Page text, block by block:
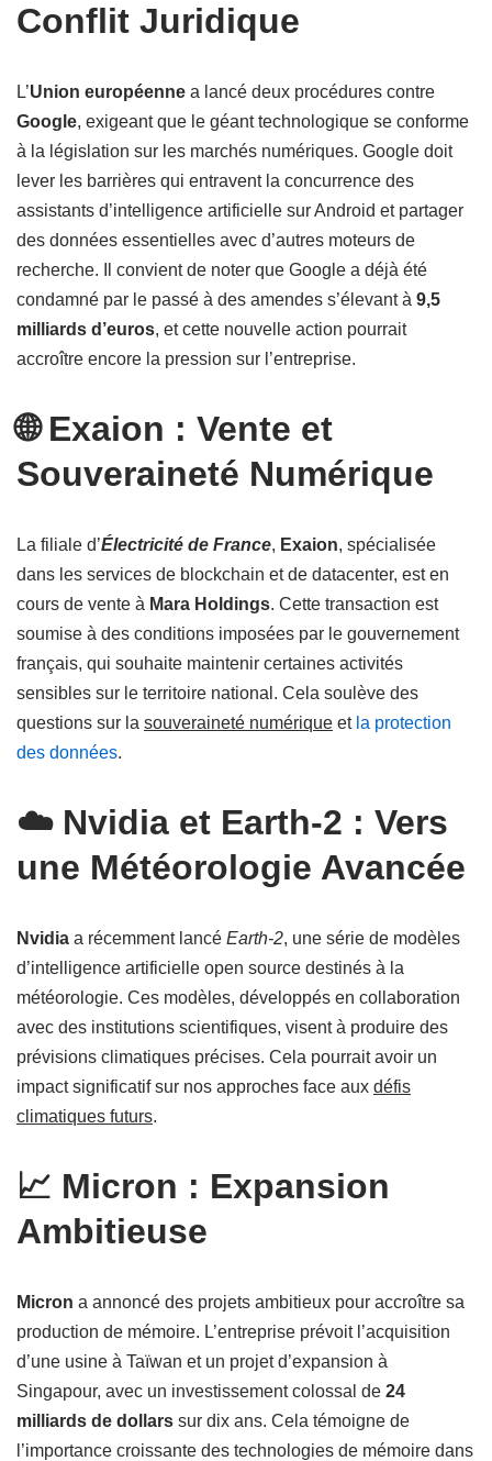
Conflit Juridique
L’Union européenne a lancé deux procédures contre
Google, exigeant que le géant technologique se conforme
à la législation sur les marchés numériques. Google doit
lever les barrières qui entravent la concurrence des
assistants d’intelligence artificielle sur Android et partager
des données essentielles avec d’autres moteurs de
recherche. Il convient de noter que Google a déjà été
condamné par le passé à des amendes s’élevant à 9,5
milliards d’euros, et cette nouvelle action pourrait
accroître encore la pression sur l’entreprise.
🌐 Exaion : Vente et
Souveraineté Numérique
La filiale d’Électricité de France, Exaion, spécialisée
dans les services de blockchain et de datacenter, est en
cours de vente à Mara Holdings. Cette transaction est
soumise à des conditions imposées par le gouvernement
français, qui souhaite maintenir certaines activités
sensibles sur le territoire national. Cela soulève des
questions sur la souveraineté numérique et la protection
des données.
☁️ Nvidia et Earth-2 : Vers
une Météorologie Avancée
Nvidia a récemment lancé Earth-2, une série de modèles
d’intelligence artificielle open source destinés à la
météorologie. Ces modèles, développés en collaboration
avec des institutions scientifiques, visent à produire des
prévisions climatiques précises. Cela pourrait avoir un
impact significatif sur nos approches face aux défis
climatiques futurs.
📈 Micron : Expansion
Ambitieuse
Micron a annoncé des projets ambitieux pour accroître sa
production de mémoire. L’entreprise prévoit l’acquisition
d’une usine à Taïwan et un projet d’expansion à
Singapour, avec un investissement colossal de 24
milliards de dollars sur dix ans. Cela témoigne de
l’importance croissante des technologies de mémoire dans